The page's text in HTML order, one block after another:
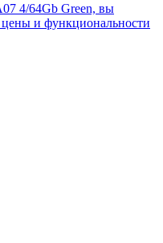
4/64Gb Green, вы
цены и функциональности